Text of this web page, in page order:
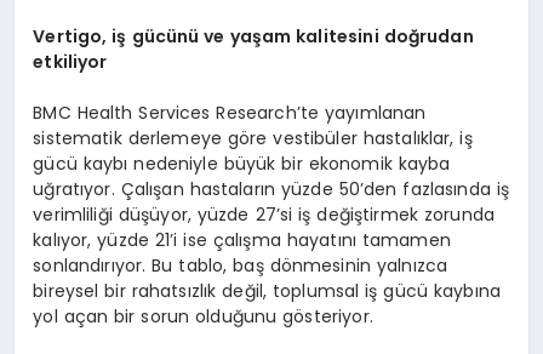
Vertigo, iş gücünü ve yaşam kalitesini doğrudan
etkiliyor
BMC Health Services Research’te yayımlanan
sistematik derlemeye göre vestibüler hastalıklar, iş
gücü kaybı nedeniyle büyük bir ekonomik kayba
uğratıyor. Çalışan hastaların yüzde 50’den fazlasında iş
verimliliği düşüyor, yüzde 27’si iş değiştirmek zorunda
kalıyor, yüzde 21’i ise çalışma hayatını tamamen
sonlandırıyor. Bu tablo, baş dönmesinin yalnızca
bireysel bir rahatsızlık değil, toplumsal iş gücü kaybına
yol açan bir sorun olduğunu gösteriyor.